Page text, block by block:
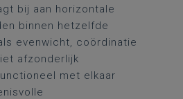
bij aan horizontale
binnen hetzelfde
evenwicht, coördinatie
afzonderlijk
met elkaar